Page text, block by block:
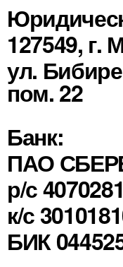
127549, г.
ул.
пом. 22
Банк:
ПАО
р/с
к/с
БИК